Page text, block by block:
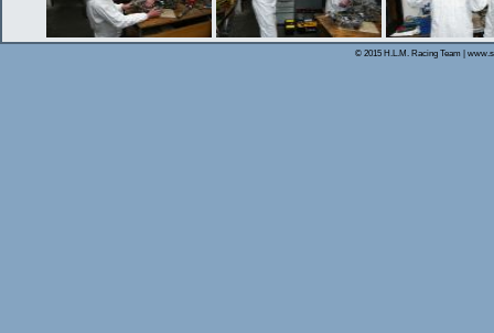
© 2015 H.L.M. Racing Team |